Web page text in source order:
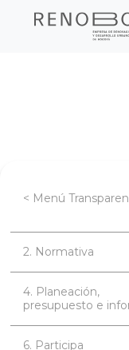
Sitio
< Menú
2. Normativa
4. Planeación,
presupuesto e
6. Participa